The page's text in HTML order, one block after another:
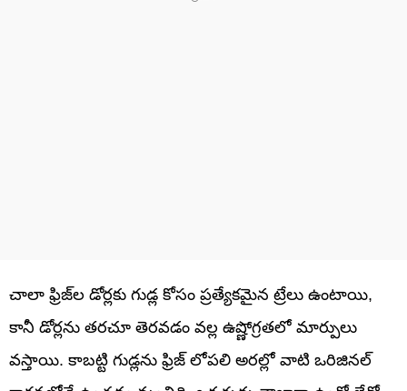
చాలా ఫ్రిజ్‌ల డోర్లకు గుడ్ల కోసం ప్రత్యేకమైన ట్రేలు ఉంటాయి,
కానీ డోర్లను తరచూ తెరవడం వల్ల ఉష్ణోగ్రతలో మార్పులు
వస్తాయి. కాబట్టి గుడ్లను ఫ్రిజ్ లోపలి అరల్లో వాటి ఒరిజినల్